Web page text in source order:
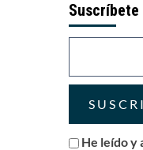
Suscríbete
He leído y